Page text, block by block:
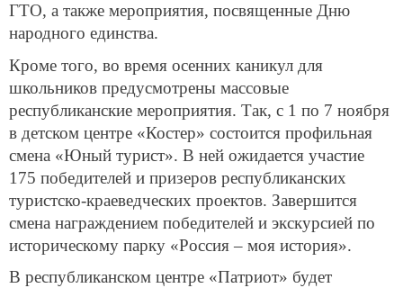
ГТО, а также мероприятия, посвященные Дню
народного единства.
Кроме того, во время осенних каникул для
школьников предусмотрены массовые
республиканские мероприятия. Так, с 1 по 7 ноября
в детском центре «Костер» состоится профильная
смена «Юный турист». В ней ожидается участие
175 победителей и призеров республиканских
туристско-краеведческих проектов. Завершится
смена награждением победителей и экскурсией по
историческому парку «Россия – моя история».
В республиканском центре «Патриот» будет